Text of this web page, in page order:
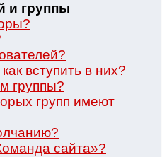
и группы
вступить в них?
группы?
групп имеют
сайта»?